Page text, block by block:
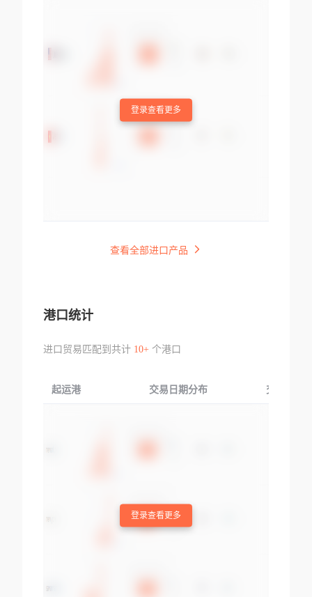
登录查看更多
查看全部进口产品
港口统计
进口贸易匹配到共计 10+个港口
起运港 交易日期分布 交易产品
登录查看更多